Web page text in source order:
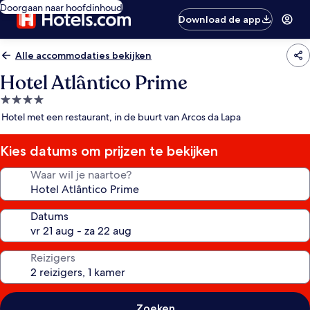
Doorgaan naar hoofdinhoud
Download de app
Alle accommodaties bekijken
Hotel Atlântico Prime
4.0-
sterrenaccommodatie
Hotel met een restaurant, in de buurt van Arcos da Lapa
Kies datums om prijzen te bekijken
Waar wil je naartoe?
Datums
Reizigers